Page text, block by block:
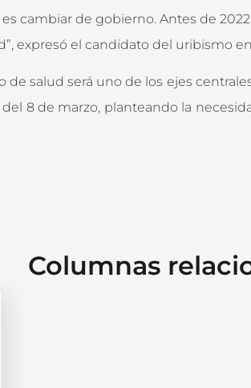
cambiar de gobierno. Antes de
expresó el candidato del uribismo
salud será uno de los ejes
8 de marzo, planteando la
Columnas